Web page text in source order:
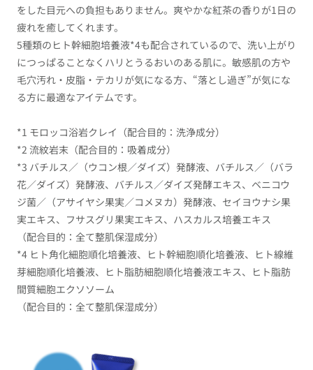
をした目元への負担もありません。爽やかな紅茶の香りが1日の
疲れを癒してくれます。
5種類のヒト幹細胞培養液*4も配合されているので、洗い上がり
につっぱることなくハリとうるおいのある肌に。敏感肌の方や
毛穴汚れ・皮脂・テカリが気になる方、“落とし過ぎ”が気にな
る方に最適なアイテムです。
*1 モロッコ浴岩クレイ（配合目的：洗浄成分）
*2 流紋岩末（配合目的：吸着成分）
*3 バチルス／（ウコン根／ダイズ）発酵液、バチルス／（バラ
花／ダイズ）発酵液、バチルス／ダイズ発酵エキス、ベニコウ
ジ菌／（アサイヤシ果実／コメヌカ）発酵液、セイヨウナシ果
実エキス、フサスグリ果実エキス、ハスカルス培養エキス
（配合目的：全て整肌保湿成分）
*4 ヒト角化細胞順化培養液、ヒト幹細胞順化培養液、ヒト線維
芽細胞順化培養液、ヒト脂肪細胞順化培養液エキス、ヒト脂肪
間質細胞エクソソーム
（配合目的：全て整肌保湿成分）